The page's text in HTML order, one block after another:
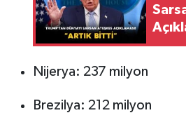
Nijerya: 237 milyon
Brezilya: 212 milyon